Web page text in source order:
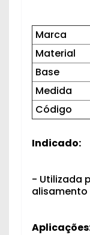
Marca
Material
Base
Medida
Código
Indicado:
- Utilizada
alisamento